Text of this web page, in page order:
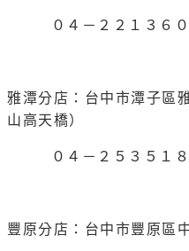
０４－２２１３６０
雅潭分店：台中市潭子區
山高天橋）
０４－２５３５１８
豐原分店：台中市豐原區